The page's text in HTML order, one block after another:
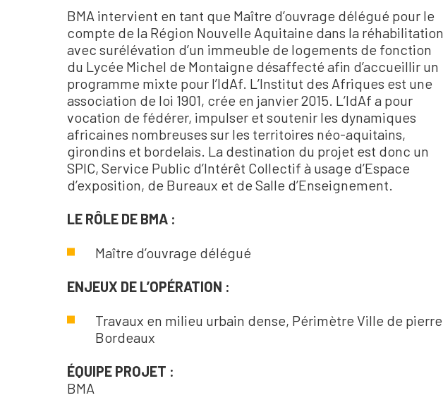
BMA intervient en tant que Maître d’ouvrage délégué pour le
compte de la Région Nouvelle Aquitaine dans la réhabilitation
avec surélévation d’un immeuble de logements de fonction
du Lycée Michel de Montaigne désaffecté afin d’accueillir un
programme mixte pour l’IdAf. L’Institut des Afriques est une
association de loi 1901, crée en janvier 2015. L’IdAf a pour
vocation de fédérer, impulser et soutenir les dynamiques
africaines nombreuses sur les territoires néo-aquitains,
girondins et bordelais. La destination du projet est donc un
SPIC, Service Public d’Intérêt Collectif à usage d’Espace
d’exposition, de Bureaux et de Salle d’Enseignement.
LE RÔLE DE BMA :
Maître d’ouvrage délégué
ENJEUX DE L’OPÉRATION :
Travaux en milieu urbain dense, Périmètre Ville de pierre
Bordeaux
ÉQUIPE PROJET :
BMA